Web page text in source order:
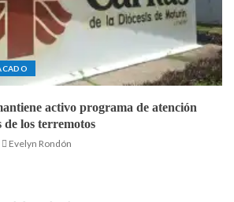
activo programa de atención
los terremotos
Evelyn Rondón